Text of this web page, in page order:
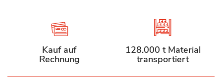
Kauf auf
Rechnung
128.000 t Material
transportiert